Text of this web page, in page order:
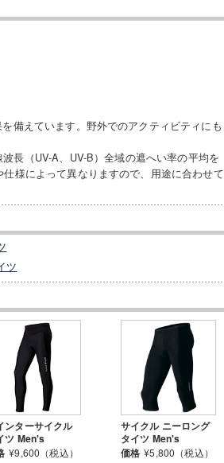
備えています。野外でのアクティビティにも
長（UV-A、UV-B）全域の遮へい率の平均を
様によって異なりますので、用途に合わせて
ツ
ンターサイクル
ツ Men's
¥9,600（税込）
サイクル ニーロング
タイツ Men's
価格 ¥5,800（税込）